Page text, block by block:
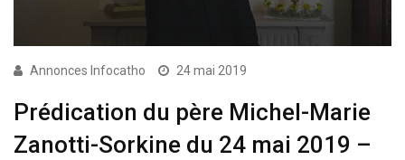
Annonces Infocatho 24 mai 2019
Prédication du père Michel-Marie
Zanotti-Sorkine du 24 mai 2019 –